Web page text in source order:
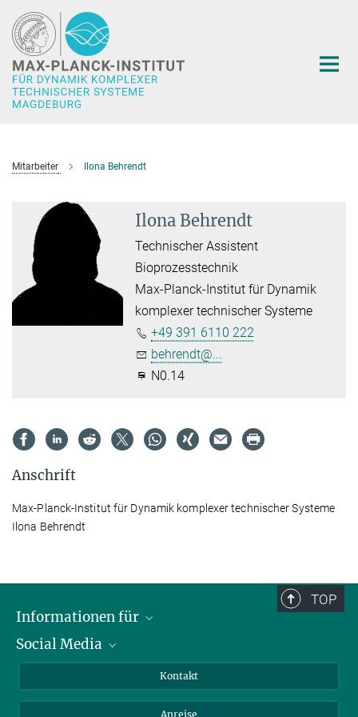
Hauptinhalt
Mitarbeiter Ilona Behrendt
Ilona Behrendt
Technischer Assistent
Bioprozesstechnik
Max-Planck-Institut für Dynamik
komplexer technischer Systeme
+49 391 6110 222
behrendt@...
N0.14
Anschrift
Max-Planck-Institut für Dynamik komplexer technischer Systeme
Ilona Behrendt
TOP
Informationen für
Wissenschaftlerinnen und Wissenschaftler
Bewerberinnen und Bewerber
Social Media
YouTube
Kontakt
Anreise